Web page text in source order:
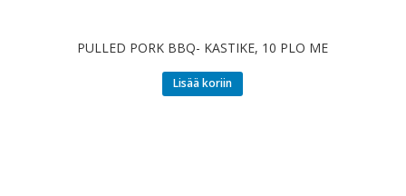
PULLED PORK BBQ- KASTIKE, 10 PLO ME
Lisää koriin